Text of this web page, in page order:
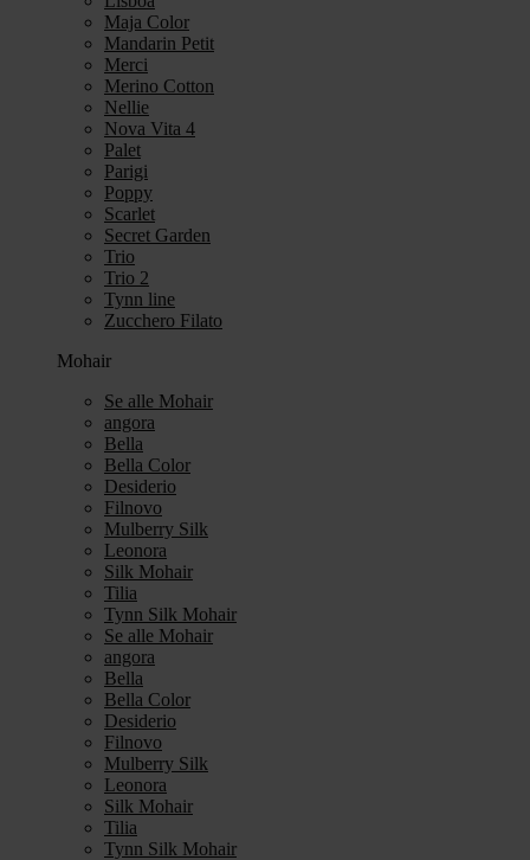
Maja Color
Mandarin Petit
Merci
Merino Cotton
Nellie
Nova Vita 4
Palet
Parigi
Poppy
Scarlet
Secret Garden
Trio
Trio 2
Tynn line
Zucchero Filato
Mohair
Se alle Mohair
angora
Bella
Bella Color
Desiderio
Filnovo
Mulberry Silk
Leonora
Silk Mohair
Tilia
Tynn Silk Mohair
Se alle Mohair
angora
Bella
Bella Color
Desiderio
Filnovo
Mulberry Silk
Leonora
Silk Mohair
Tilia
Tynn Silk Mohair